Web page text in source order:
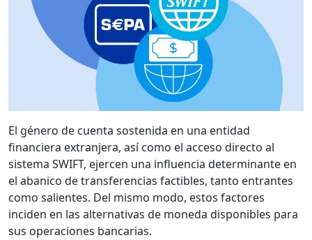
El género de cuenta sostenida en una entidad
financiera extranjera, así como el acceso directo al
sistema SWIFT, ejercen una influencia determinante en
el abanico de transferencias factibles, tanto entrantes
como salientes. Del mismo modo, estos factores
inciden en las alternativas de moneda disponibles para
sus operaciones bancarias.